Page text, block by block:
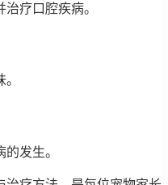
疗口腔疾病。
发生。